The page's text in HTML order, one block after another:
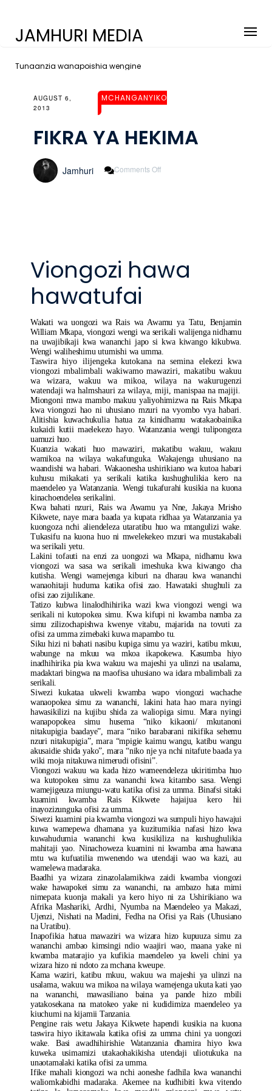
JAMHURI MEDIA
Tunaanzia wanapoishia wengine
AUGUST 6,
2013
MCHANGANYIKO
FIKRA YA HEKIMA
Jamhuri Comments Off
Viongozi hawa
hawatufai
Wakati wa uongozi wa Rais wa Awamu ya Tatu, Benjamin
William Mkapa, viongozi wengi wa serikali walijenga nidhamu
na uwajibikaji kwa wananchi japo si kwa kiwango kikubwa.
Wengi waliheshimu utumishi wa umma.
Taswira hiyo ilijengeka kutokana na semina elekezi kwa
viongozi mbalimbali wakiwamo mawaziri, makatibu wakuu
wa wizara, wakuu wa mikoa, wilaya na wakurugenzi
watendaji wa halmshauri za wilaya, miji, manispaa na majiji.
Miongoni mwa mambo makuu yaliyohimizwa na Rais Mkapa
kwa viongozi hao ni uhusiano mzuri na vyombo vya habari.
Alitishia kuwachukulia hatua za kinidhamu watakaobainika
kukaidi kutii maelekezo hayo. Watanzania wengi tulipongeza
uamuzi huo.
Kuanzia wakati huo mawaziri, makatibu wakuu, wakuu
wamikoa na wilaya wakafunguka. Wakajenga uhusiano na
waandishi wa habari. Wakaonesha ushirikiano wa kutoa habari
kuhusu mikakati ya serikali katika kushughulikia kero na
maendeleo ya Watanzania. Wengi tukafurahi kusikia na kuona
kinachoendelea serikalini.
Kwa bahati nzuri, Rais wa Awamu ya Nne, Jakaya Mrisho
Kikwete, naye mara baada ya kupata ridhaa ya Watanzania ya
kuongoza nchi aliendeleza utaratibu huo wa mtangulizi wake.
Tukasifu na kuona huo ni mwelekekeo mzuri wa mustakabali
wa serikali yetu.
Lakini tofauti na enzi za uongozi wa Mkapa, nidhamu kwa
viongozi wa sasa wa serikali imeshuka kwa kiwango cha
kutisha. Wengi wamejenga kiburi na dharau kwa wananchi
wanaohitaji huduma katika ofisi zao. Hawataki shughuli za
ofisi zao zijulikane.
Tatizo kubwa linalodhihirika wazi kwa viongozi wengi wa
serikali ni kutopokea simu. Kwa kifupi ni kwamba namba za
simu zilizochapishwa kwenye vitabu, majarida na tovuti za
ofisi za umma zimebaki kuwa mapambo tu.
Siku hizi ni bahati nasibu kupiga simu ya waziri, katibu mkuu,
wabunge na mkuu wa mkoa ikapokewa. Kasumba hiyo
inadhihirika pia kwa wakuu wa majeshi ya ulinzi na usalama,
madaktari bingwa na maofisa uhusiano wa idara mbalimbali za
serikali.
Siwezi kukataa ukweli kwamba wapo viongozi wachache
wanaopokea simu za wananchi, lakini hata hao mara nyingi
hawasikilizi na kujibu shida za waliopiga simu. Mara nyingi
wanapopokea simu husema “niko kikaoni/ mkutanoni
nitakupigia baadaye”, mara “niko barabarani nikifika sehemu
nzuri nitakupigia”, mara “mpigie kaimu wangu, katibu wangu
akusaidie shida yako”, mara “niko nje ya nchi nitafute baada ya
wiki moja nitakuwa nimerudi ofisini”.
Viongozi wakuu wa kada hizo wameendeleza ukiritimba huo
wa kutopokea simu za wananchi kwa kitambo sasa. Wengi
wamejigeuza miungu-watu katika ofisi za umma. Binafsi sitaki
kuamini kwamba Rais Kikwete hajaijua kero hii
inayozizunguka ofisi za umma.
Siwezi kuamini pia kwamba viongozi wa sumpuli hiyo hawajui
kuwa wamepewa dhamana ya kuzitumikia nafasi hizo kwa
kuwahudumia wananchi kwa kusikiliza na kushughulikia
mahitaji yao. Ninachoweza kuamini ni kwamba ama hawana
mtu wa kufuatilia mwenendo wa utendaji wao wa kazi, au
wamelewa madaraka.
Baadhi ya wizara zinazolalamikiwa zaidi kwamba viongozi
wake hawapokei simu za wananchi, na ambazo hata mimi
nimepata kuonja makali ya kero hiyo ni za Ushirikiano wa
Afrika Mashariki, Ardhi, Nyumba na Maendeleo ya Makazi,
Ujenzi, Nishati na Madini, Fedha na Ofisi ya Rais (Uhusiano
na Uratibu).
Inapofikia hatua mawaziri wa wizara hizo kupuuza simu za
wananchi ambao kimsingi ndio waajiri wao, maana yake ni
kwamba matarajio ya kufikia maendeleo ya kweli chini ya
wizara hizo ni ndoto za mchana kweupe.
Kama waziri, katibu mkuu, wakuu wa majeshi ya ulinzi na
usalama, wakuu wa mikoa na wilaya wamejenga ukuta kati yao
na wananchi, mawasiliano baina ya pande hizo mbili
yatakosekana na matokeo yake ni kudidimiza maendeleo ya
kiuchumi na kijamii Tanzania.
Pengine rais wetu Jakaya Kikwete hapendi kusikia na kuona
taswira hiyo ikitawala katika ofisi za umma chini ya uongozi
wake. Basi awadhihirishie Watanzania dhamira hiyo kwa
kuweka usimamizi utakaohakikisha utendaji uliotukuka na
unaotamalaki katika ofisi za umma.
Ifike mahali kiongozi wa nchi aoneshe fadhila kwa wananchi
waliomkabidhi madaraka. Akemee na kudhibiti kwa vitendo